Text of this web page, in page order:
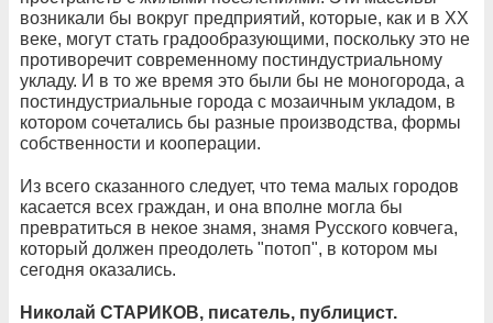
возникали бы вокруг предприятий, которые, как и в XX
веке, могут стать градообразующими, поскольку это не
противоречит современному постиндустриальному
укладу. И в то же время это были бы не моногорода, а
постиндустриальные города с мозаичным укладом, в
котором сочетались бы разные производства, формы
собственности и кооперации.
Из всего сказанного следует, что тема малых городов
касается всех граждан, и она вполне могла бы
превратиться в некое знамя, знамя Русского ковчега,
который должен преодолеть "потоп", в котором мы
сегодня оказались.
Николай СТАРИКОВ, писатель, публицист.